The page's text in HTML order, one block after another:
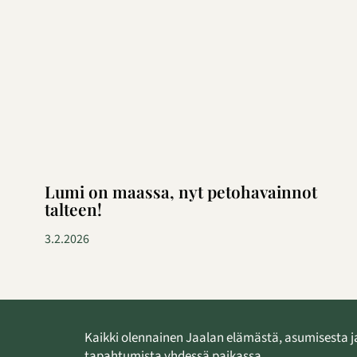
Lumi on maassa, nyt petohavainnot
talteen!
3.2.2026
Kaikki olennainen Jaalan elämästä, asumisesta